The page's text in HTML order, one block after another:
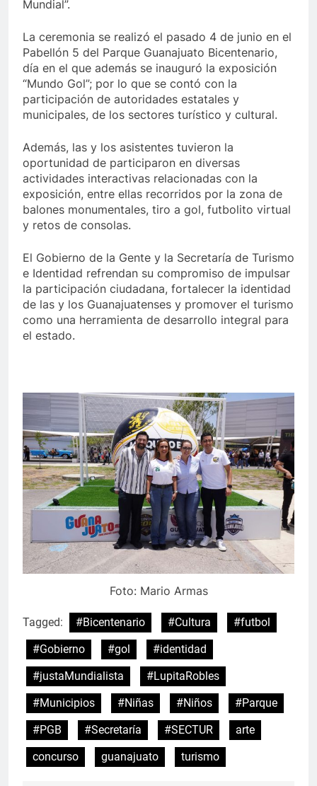
Mundial”.
La ceremonia se realizó el pasado 4 de junio en el
Pabellón 5 del Parque Guanajuato Bicentenario,
día en el que además se inauguró la exposición
“Mundo Gol”; por lo que se contó con la
participación de autoridades estatales y
municipales, de los sectores turístico y cultural.
Además, las y los asistentes tuvieron la
oportunidad de participaron en diversas
actividades interactivas relacionadas con la
exposición, entre ellas recorridos por la zona de
balones monumentales, tiro a gol, futbolito virtual
y retos de consolas.
El Gobierno de la Gente y la Secretaría de Turismo
e Identidad refrendan su compromiso de impulsar
la participación ciudadana, fortalecer la identidad
de las y los Guanajuatenses y promover el turismo
como una herramienta de desarrollo integral para
el estado.
Foto: Mario Armas
Tagged: #Bicentenario #Cultura
#futbol
#Gobierno
#gol
#identidad
#justaMundialista
#LupitaRobles
#Municipios
#Niñas #Niños
#Parque
#PGB
#Secretaría #SECTUR
arte
concurso
guanajuato turismo